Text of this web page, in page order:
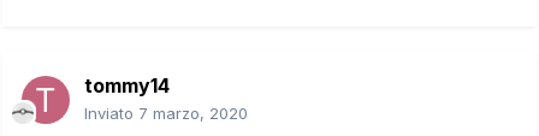
pokemon per il pokedex,ci tengo a dire che mi ero
sbagliato e me ne mancano ancora un pò)
tommy14
Inviato 7 marzo, 2020